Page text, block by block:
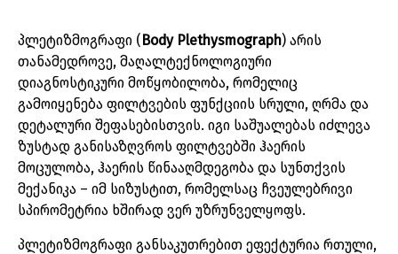
პლეტიზმოგრაფი (BodyPlethysmograph) არის
თანამედროვე, მაღალტექნოლოგიური
დიაგნოსტიკური მოწყობილობა, რომელიც
გამოიყენება ფილტვების ფუნქციის სრული, ღრმა და
დეტალური შეფასებისთვის. იგი საშუალებას იძლევა
ზუსტად განისაზღვროს ფილტვებში ჰაერის
მოცულობა, ჰაერის წინააღმდეგობა და სუნთქვის
მექანიკა – იმ სიზუსტით, რომელსაც ჩვეულებრივი
სპირომეტრია ხშირად ვერ უზრუნველყოფს.
პლეტიზმოგრაფი განსაკუთრებით ეფექტურია რთული,